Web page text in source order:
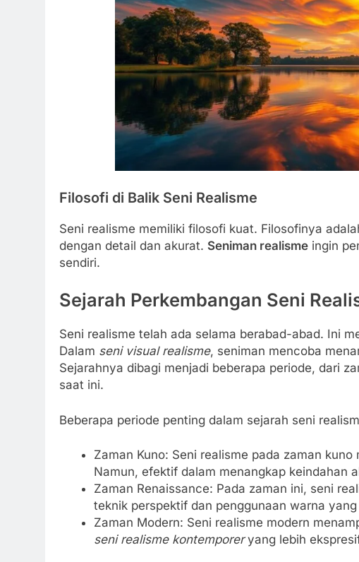
Filosofi di Balik Seni Realisme
Seni realisme memiliki filosofi kuat. Filosofinya
dengan detail dan akurat. Seniman realisme ingin
sendiri.
Sejarah Perkembangan Seni
Seni realisme telah ada selama berabad-abad. Ini
Dalam seni visual realisme, seniman mencoba
Sejarahnya dibagi menjadi beberapa periode, dari
saat ini.
Beberapa periode penting dalam sejarah seni
Zaman Kuno: Seni realisme pada zaman
Namun, efektif dalam menangkap keindahan
Zaman Renaissance: Pada zaman ini, seni
teknik perspektif dan penggunaan warna
Zaman Modern: Seni realisme modern
seni realisme kontemporeryang lebih